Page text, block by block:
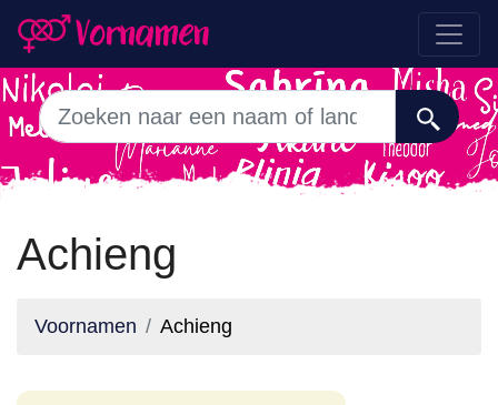
Achieng
Voornamen Achieng